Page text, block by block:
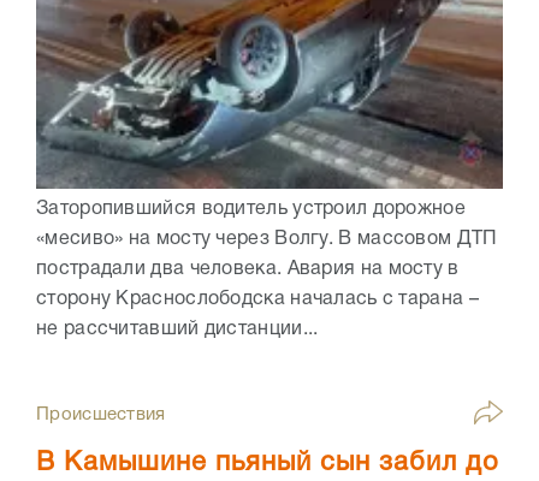
Заторопившийся водитель устроил дорожное
«месиво» на мосту через Волгу. В массовом ДТП
пострадали два человека. Авария на мосту в
сторону Краснослободска началась с тарана –
не рассчитавший дистанции...
Происшествия
В Камышине пьяный сын забил до